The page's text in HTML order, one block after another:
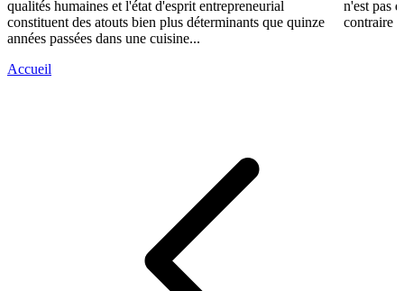
qualités humaines et l'état d'esprit entrepreneurial
constituent des atouts bien plus déterminants que quinze
années passées dans une cuisine...
n'est pas
contraire
Accueil